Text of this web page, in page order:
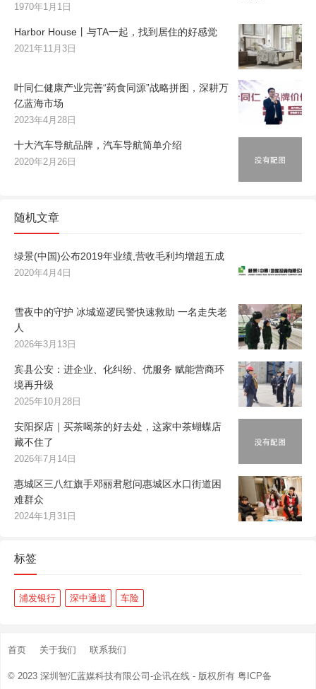
1970年1月1日
Harbor House丨与TA一起，找到居住的好感觉
2021年11月3日
叶同仁健康产业完善“药食同源”战略拼图，深耕万
亿蓝海市场
2023年4月28日
十大汽车导航品牌，汽车导航简单介绍
2020年2月26日
随机文章
绿景(中国)公布2019年业绩,营收毛利均增超五成
2020年4月4日
雪夜中的守护 冰城巡逻民警快速救助 一名走失老
人
2026年3月13日
宾县公安：进企业、化纠纷、优服务 赋能营商环
境再升级
2025年10月28日
安阳探店｜买茶喝茶的好去处，这家中茶蝴蝶店
藏不住了
2026年7月14日
惠城区三八红旗手邓丽君慰问惠城区水口街道困
难群众
2024年1月31日
标签
浦发银行 深中通道 车险
首页 关于我们 联系我们
© 2023 深圳智汇蓝媒科技有限公司-企讯在线 - 版权所有 粤ICP备